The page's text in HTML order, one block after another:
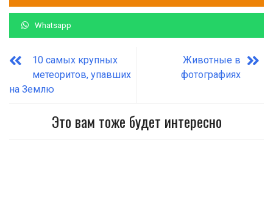
Whatsapp
10 самых крупных
метеоритов, упавших
на Землю
Животные в
фотографиях
Это вам тоже будет интересно